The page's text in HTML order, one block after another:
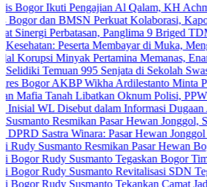
Pengajian Al Qalam, KH Achmad
BMSN Perkuat Kolaborasi, Kapolres
Perbatasan, Panglima 9 Briged TDM
Peserta Membayar di Muka, Mengapa
Minyak Pertamina Memanas, Enam
995 Senjata di Sekolah Swasta
AKBP Wikha Ardilestanto Minta PT PMC
Libatkan Oknum Polisi, PPWI Desak
Disebut dalam Informasi Dugaan
Resmikan Pasar Hewan Jonggol, Siapkan
Winara: Pasar Hewan Jonggol Dorong
Resmikan Pasar Hewan Bogor,
Susmanto Tegaskan Bogor Timur
Susmanto Revitalisasi SDN Tegal
Susmanto Tekankan Camat Jadi Ujung